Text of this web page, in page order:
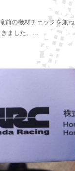
前の機材チェックを兼ね
ました。 ...